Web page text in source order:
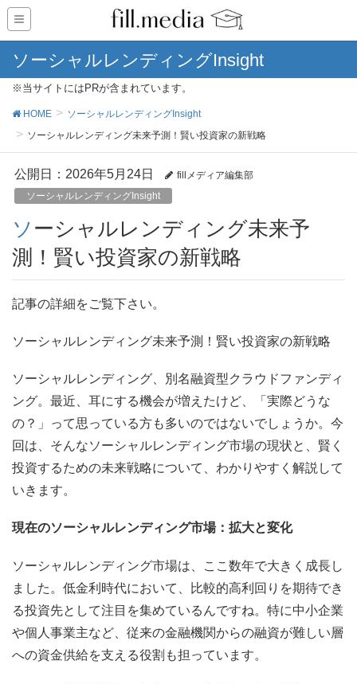
ソーシャルレンディングInsight
※当サイトにはPRが含まれています。
HOME
ソーシャルレンディングInsight
ソーシャルレンディング未来予測！賢い投資家の新戦略
公開日： 2026年5月24日
fillメディア編集部
ソーシャルレンディングInsight
ソーシャルレンディング未来予
測！賢い投資家の新戦略
記事の詳細をご覧下さい。
ソーシャルレンディング未来予測！賢い投資家の新戦略
ソーシャルレンディング、別名融資型クラウドファンディ
ング。最近、耳にする機会が増えたけど、「実際どうな
の？」って思っている方も多いのではないでしょうか。今
回は、そんなソーシャルレンディング市場の現状と、賢く
投資するための未来戦略について、わかりやすく解説して
いきます。
現在のソーシャルレンディング市場：拡大と変化
ソーシャルレンディング市場は、ここ数年で大きく成長し
ました。低金利時代において、比較的高利回りを期待でき
る投資先として注目を集めているんですね。特に中小企業
や個人事業主など、従来の金融機関からの融資が難しい層
への資金供給を支える役割も担っています。